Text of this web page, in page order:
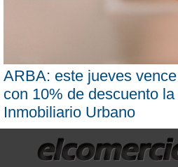
ARBA: este jueves
con 10% de descuento
Inmobiliario Urbano